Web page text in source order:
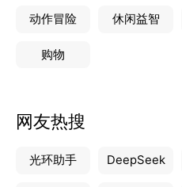
动作冒险 休闲益智
购物
网友热搜
光环助手 DeepSeek